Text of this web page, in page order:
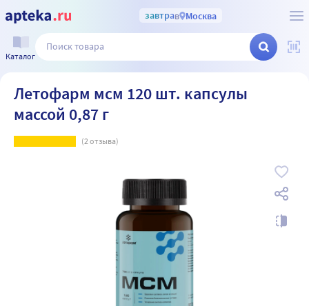
завтрав Москва
Каталог
Летофарм мсм 120 шт. капсулы
массой 0,87 г
(2отзыва)